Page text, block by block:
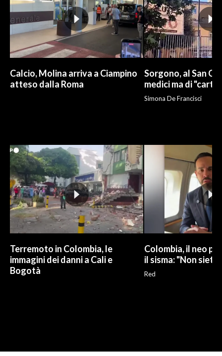
NECROLOGI
PUBBLICITÀ
SPIAGGE
STORE
Calcio, Molina arriva a Ciampino
atteso dalla Roma
Sorgono, al San
medici ma di
Simona De Francisci
Terremoto in Colombia, le
immagini dei danni a Cali e
Bogotà
Colombia, il neo
il sisma: "Non siete
Red